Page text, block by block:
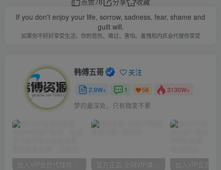
If you don't enjoy your life, sorrow, sadness, fear, shame and
guilt will.
如果你不好好享受生活，你的悲伤、难过、害怕、羞愧和内疚会代替你享受
韩傅五哥 关注
2.9W+ 1 56 3130W+
梦的最深处，只有微笑不累
加入VIP会员代理商，享90%的推广提成，免费学习多种网上创业课程，菜鸟秒变大神！ 官方正品 全网VIP课程 无损下载~